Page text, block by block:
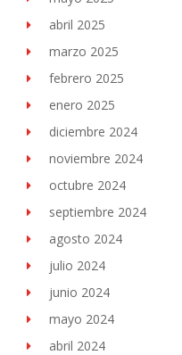
abril 2025
marzo 2025
febrero 2025
enero 2025
diciembre 2024
noviembre 2024
octubre 2024
septiembre 2024
agosto 2024
julio 2024
junio 2024
mayo 2024
abril 2024